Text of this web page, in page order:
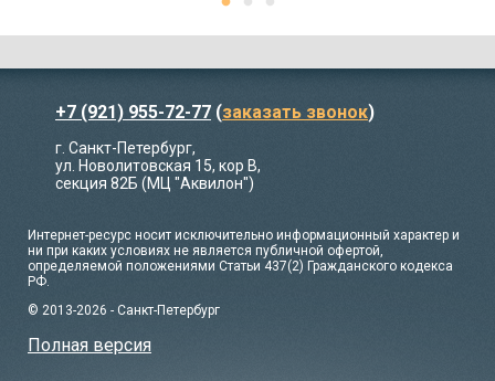
+7 (921) 955-72-77 (заказать звонок)
г. Санкт-Петербург,
ул. Новолитовская 15, кор В,
секция 82Б (МЦ "Аквилон")
Интернет-ресурс носит исключительно информационный характер и
ни при каких условиях не является публичной офертой,
определяемой положениями Статьи 437(2) Гражданского кодекса
РФ.
© 2013-2026 - Санкт-Петербург
Полная версия